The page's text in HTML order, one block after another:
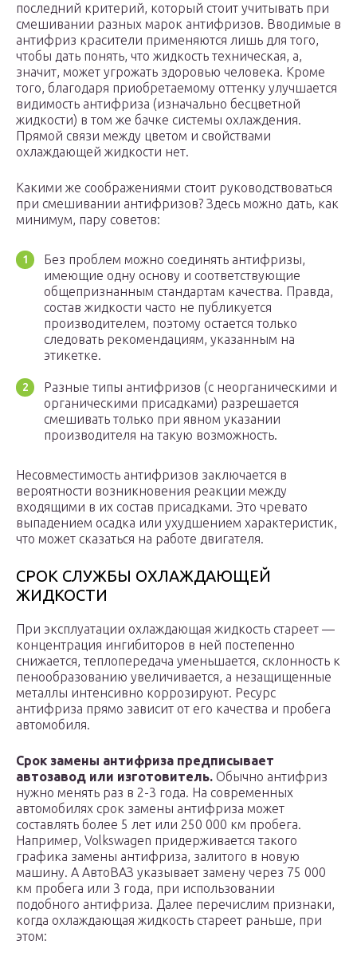
последний критерий, который стоит учитывать при
смешивании разных марок антифризов. Вводимые в
антифриз красители применяются лишь для того,
чтобы дать понять, что жидкость техническая, а,
значит, может угрожать здоровью человека. Кроме
того, благодаря приобретаемому оттенку улучшается
видимость антифриза (изначально бесцветной
жидкости) в том же бачке системы охлаждения.
Прямой связи между цветом и свойствами
охлаждающей жидкости нет.
Какими же соображениями стоит руководствоваться
при смешивании антифризов? Здесь можно дать, как
минимум, пару советов:
Без проблем можно соединять антифризы,
имеющие одну основу и соответствующие
общепризнанным стандартам качества. Правда,
состав жидкости часто не публикуется
производителем, поэтому остается только
следовать рекомендациям, указанным на
этикетке.
Разные типы антифризов (с неорганическими и
органическими присадками) разрешается
смешивать только при явном указании
производителя на такую возможность.
Несовместимость антифризов заключается в
вероятности возникновения реакции между
входящими в их состав присадками. Это чревато
выпадением осадка или ухудшением характеристик,
что может сказаться на работе двигателя.
СРОК СЛУЖБЫ ОХЛАЖДАЮЩЕЙ
ЖИДКОСТИ
При эксплуатации охлаждающая жидкость стареет —
концентрация ингибиторов в ней постепенно
снижается, теплопередача уменьшается, склонность к
пенообразованию увеличивается, а незащищенные
металлы интенсивно коррозируют. Ресурс
антифриза прямо зависит от его качества и пробега
автомобиля.
Срок замены антифриза предписывает
автозавод или изготовитель. Обычно антифриз
нужно менять раз в 2-3 года. На современных
автомобилях срок замены антифриза может
составлять более 5 лет или 250 000 км пробега.
Например, Volkswagen придерживается такого
графика замены антифриза, залитого в новую
машину. А АвтоВАЗ указывает замену через 75 000
км пробега или 3 года, при использовании
подобного антифриза. Далее перечислим признаки,
когда охлаждающая жидкость стареет раньше, при
этом: